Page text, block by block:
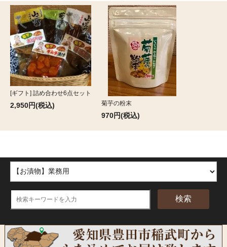
[ギフト] 詰め合わせ6点セット
2,950円(税込) 菊芋の粉末
970円(税込)
検索